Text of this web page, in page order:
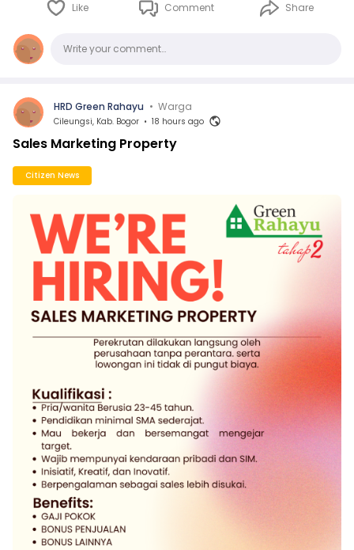
Like Comment Share
CommentsWrite your comment…
HRD Green Rahayu • Warga
Cileungsi, Kab. Bogor • 18 hours ago
Sales Marketing Property
Citizen News